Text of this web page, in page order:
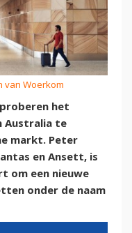
van Woerkom
het
Australia te
markt. Peter
en Ansett, is
om een nieuwe
onder de naam